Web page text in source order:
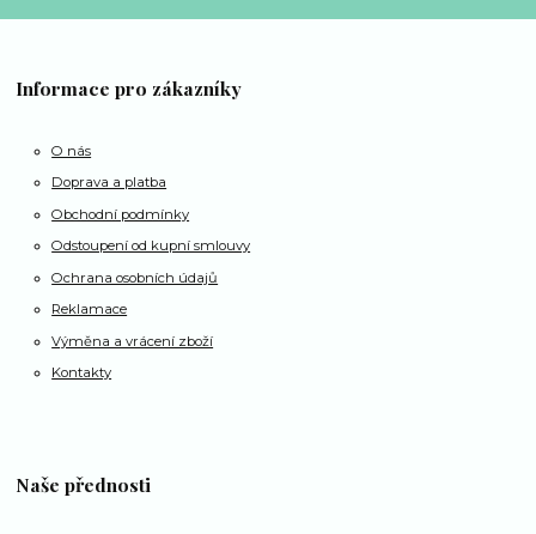
Informace pro zákazníky
O nás
Doprava a platba
Obchodní podmínky
Odstoupení od kupní smlouvy
Ochrana osobních údajů
Reklamace
Výměna a vrácení zboží
Kontakty
Naše přednosti